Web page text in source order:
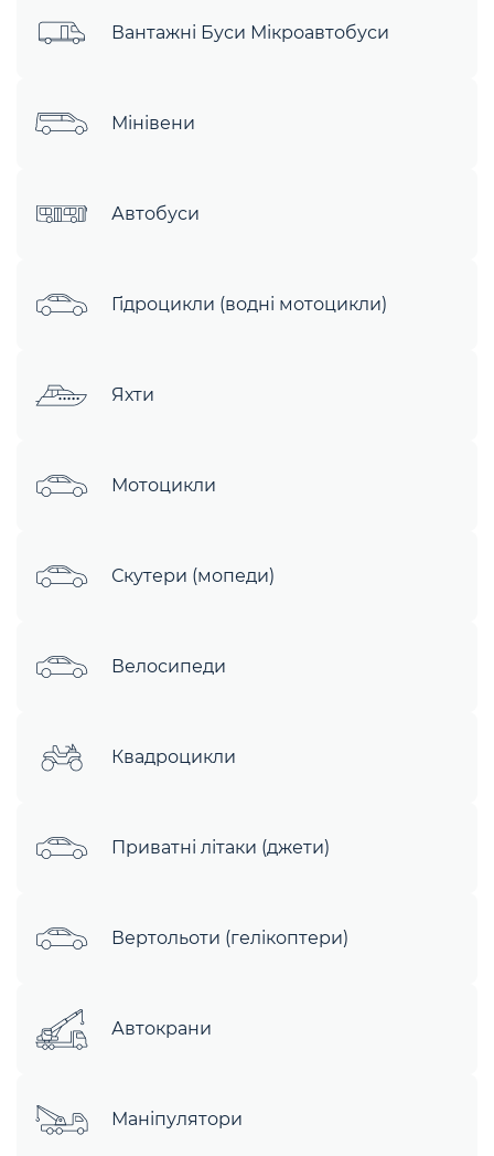
Вантажні Буси Мікроавтобуси
Мінівени
Автобуси
Гідроцикли (водні мотоцикли)
Яхти
Мотоцикли
Скутери (мопеди)
Велосипеди
Квадроцикли
Приватні літаки (джети)
Вертольоти (гелікоптери)
Автокрани
Маніпулятори